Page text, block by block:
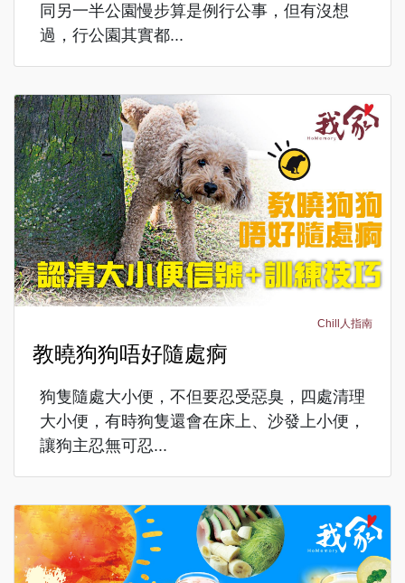
同另一半公園慢步算是例行公事，但有沒想
過，行公園其實都...
Chill人指南
教曉狗狗唔好隨處痾
狗隻隨處大小便，不但要忍受惡臭，四處清理
大小便，有時狗隻還會在床上、沙發上小便，
讓狗主忍無可忍...